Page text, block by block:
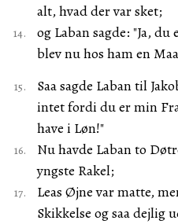
alt, hvad der var sket;
og Laban sagde: "Ja,
blev nu hos ham en
Saa sagde Laban til
intet fordi du er min
have i Løn!"
Nu havde Laban to
yngste Rakel;
Leas Øjne var matte,
Skikkelse og saa dejlig